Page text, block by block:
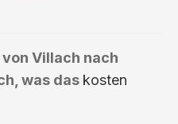
Villach nach
was das kosten